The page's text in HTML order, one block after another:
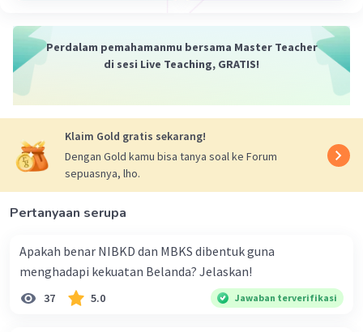
Perdalam pemahamanmu bersama Master Teacher
di sesi Live Teaching, GRATIS!
Klaim Gold gratis sekarang!
Dengan Gold kamu bisa tanya soal ke Forum
sepuasnya, lho.
Pertanyaan serupa
Apakah benar NIBKD dan MBKS dibentuk guna
menghadapi kekuatan Belanda? Jelaskan!
37 5.0 Jawaban terverifikasi